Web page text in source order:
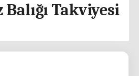
Takviyesi